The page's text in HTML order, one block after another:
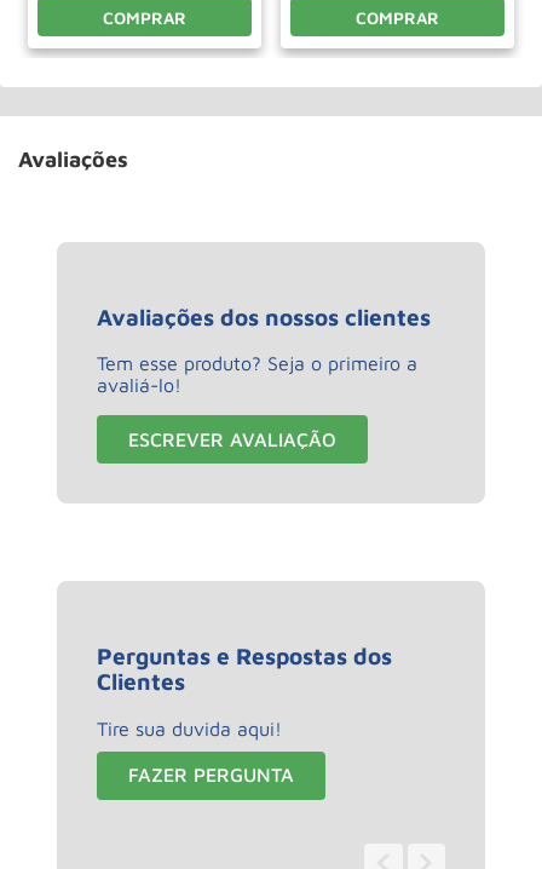
COMPRAR COMPRAR
Avaliações
Avaliações dos nossos clientes
Tem esse produto? Seja o primeiro a
avaliá-lo!
ESCREVER AVALIAÇÃO
Perguntas e Respostas dos
Clientes
Tire sua duvida aqui!
FAZER PERGUNTA